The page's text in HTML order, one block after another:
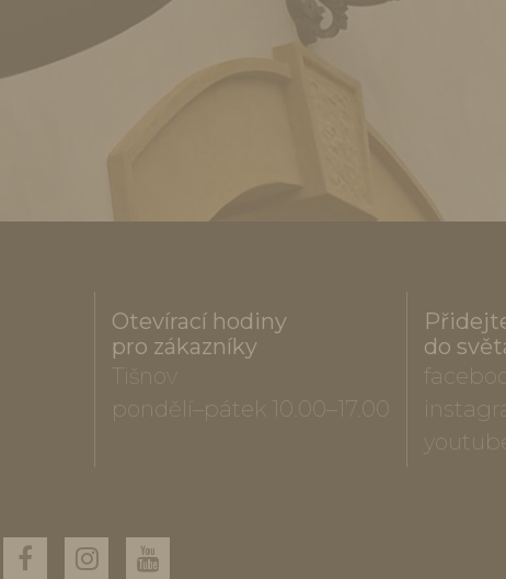
Otevírací hodiny
pro zákazníky
Tišnov
pondělí–pátek 10.00–17.00
do
youtube